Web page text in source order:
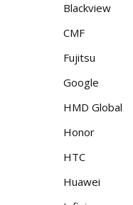
Blackview
CMF
Fujitsu
Google
HMD Global
Honor
HTC
Huawei